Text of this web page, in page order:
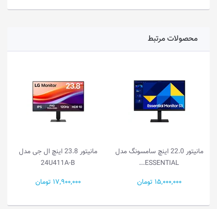
محصولات مرتبط
مانیتور 22.0 اینچ سامسونگ مدل
ESSENTIAL...
15,000,000 تومان
مانیتور 23.8 اینچ ال جی مدل
24U411A-B
17,900,000 تومان